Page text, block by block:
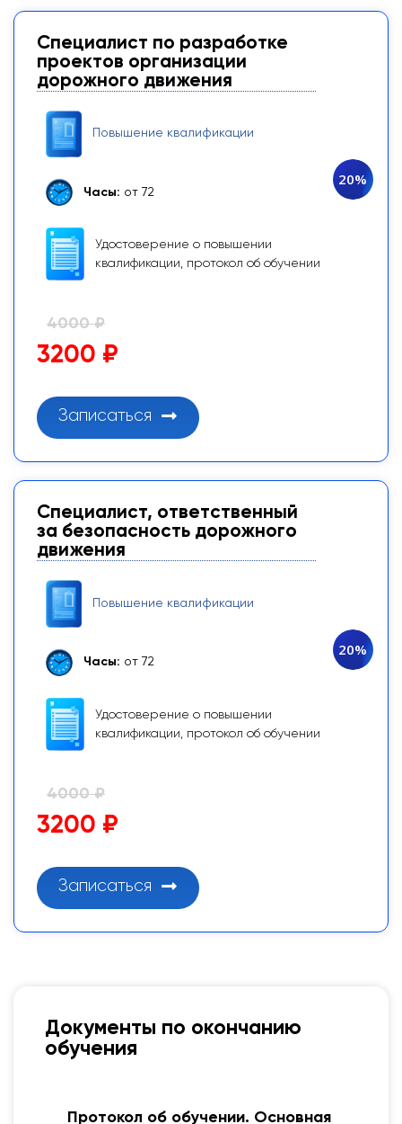
Специалист по разработке
проектов организации
дорожного движения
Повышение квалификации
Часы: от 72
Удостоверение о повышении
квалификации, протокол об обучении
20%
4000 ₽
3200 ₽
Записаться
Специалист, ответственный
за безопасность дорожного
движения
Повышение квалификации
Часы: от 72
Удостоверение о повышении
квалификации, протокол об обучении
20%
4000 ₽
3200 ₽
Записаться
Документы по окончанию
обучения
Протокол об обучении. Основная